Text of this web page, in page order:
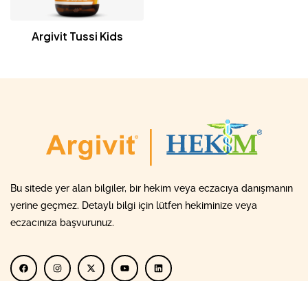
Argivit Tussi Kids
Bu sitede yer alan bilgiler, bir hekim veya eczacıya danışmanın
yerine geçmez. Detaylı bilgi için lütfen hekiminize veya
eczacınıza başvurunuz.